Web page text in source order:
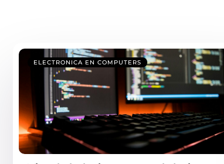
ELECTRONICA EN COMPUTERS